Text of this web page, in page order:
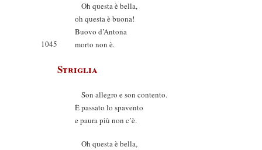
Oh questa è bella,
oh questa è buona!
Buovo d’Antona
1045
morto non è.
Striglia
Son allegro e son contento.
È passato lo spavento
e paura più non c’è.
Oh questa è bella,